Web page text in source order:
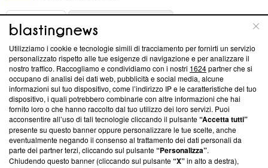
ABOUT
Questa sezione offre informazioni trasparenti su Blasting
News, sui nostri processi editoriali e su come ci impegniamo a
creare news di qualità. Inoltre, afferma la nostra aderenza a
‘Trust Project - News with Integrity’Blasting News non è
ancora membro del programma, ma ha richiesto di farne
parte; Trust Project non ha ancora effettuato una verifica di
conformità agli standard.
Su di noi
Utilizziamo i cookie e tecnologie simili di tracciamento per fornirti un servizio
personalizzato rispetto alle tue esigenze di navigazione e per analizzare il
nostro traffico. Raccogliamo e condividiamo con i nostri 1624partner che si
occupano di analisi dei dati web, pubblicità e social media, alcune
informazioni sul tuo dispositivo, come l’indirizzo IP e le caratteristiche del tuo
dispositivo, i quali potrebbero combinarle con altre informazioni che hai
fornito loro o che hanno raccolto dal tuo utilizzo dei loro servizi. Puoi
acconsentire all’uso di tali tecnologie cliccando il pulsante“Accetta tutti”
presente su questo banner oppure personalizzare le tue scelte, anche
eventualmente negando il consenso al trattamento dei dati personali da
parte dei partner terzi, cliccando sul pulsante“Personalizza”.
Chiudendo questo banner (cliccando sul pulsante“X”in alto a destra),